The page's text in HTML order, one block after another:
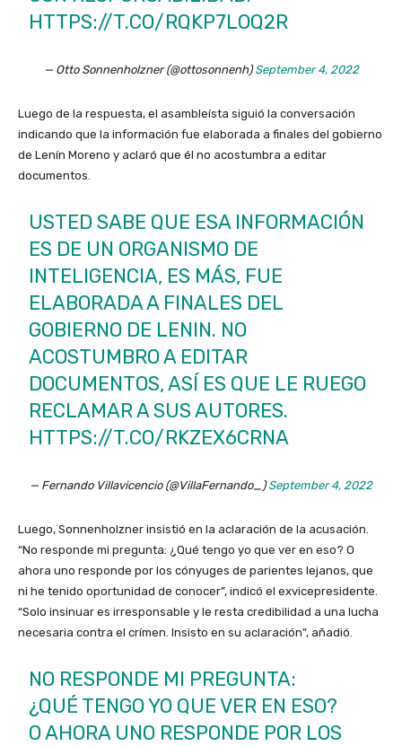
HTTPS://T.CO/RQKP7LOQ2R
— Otto Sonnenholzner (@ottosonnenh)September 4, 2022
Luego de la respuesta, el asambleísta siguió la conversación
indicando que la información fue elaborada a finales del gobierno
de Lenín Moreno y aclaró que él no acostumbra a editar
documentos.
USTED SABE QUE ESA INFORMACIÓN
ES DE UN ORGANISMO DE
INTELIGENCIA, ES MÁS, FUE
ELABORADA A FINALES DEL
GOBIERNO DE LENIN. NO
ACOSTUMBRO A EDITAR
DOCUMENTOS, ASÍ ES QUE LE RUEGO
RECLAMAR A SUS AUTORES.
HTTPS://T.CO/RKZEX6CRNA
— Fernando Villavicencio (@VillaFernando_)September 4, 2022
Luego, Sonnenholzner insistió en la aclaración de la acusación.
“No responde mi pregunta: ¿Qué tengo yo que ver en eso? O
ahora uno responde por los cónyuges de parientes lejanos, que
ni he tenido oportunidad de conocer”, indicó el exvicepresidente.
“Solo insinuar es irresponsable y le resta credibilidad a una lucha
necesaria contra el crímen. Insisto en su aclaración”, añadió.
NO RESPONDE MI PREGUNTA:
¿QUÉ TENGO YO QUE VER EN ESO?
O AHORA UNO RESPONDE POR LOS